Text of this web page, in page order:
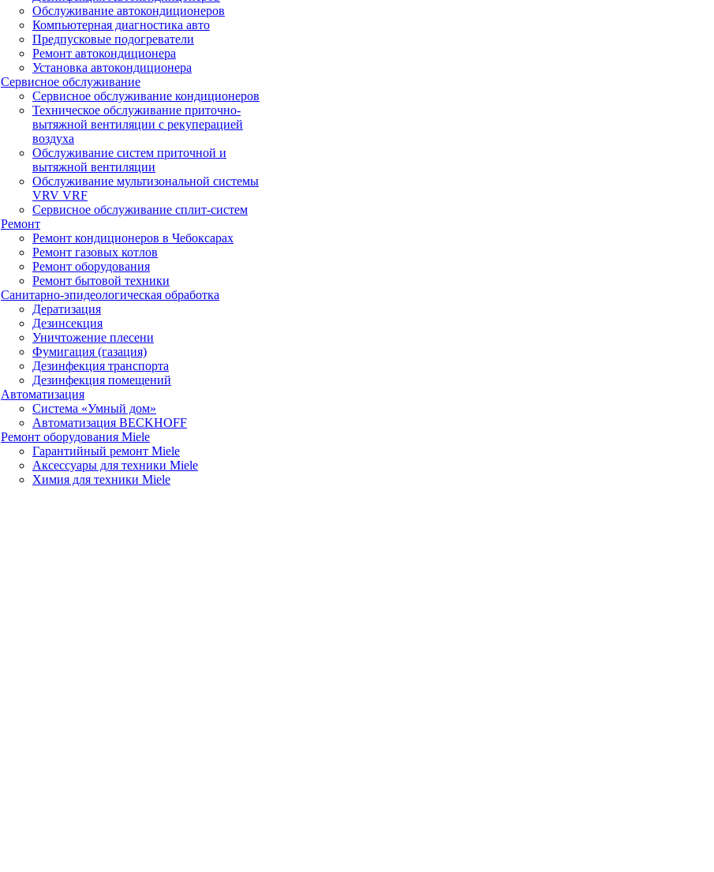
Обслуживание автокондиционеров
Компьютерная диагностика авто
Предпусковые подогреватели
Ремонт автокондиционера
Установка автокондиционера
Сервисное обслуживание
Сервисное обслуживание кондиционеров
Техническое обслуживание приточно-
вытяжной вентиляции с рекуперацией
воздуха
Обслуживание систем приточной и
вытяжной вентиляции
Обслуживание мультизональной системы
VRV VRF
Сервисное обслуживание сплит-систем
Ремонт
Ремонт кондиционеров в Чебоксарах
Ремонт газовых котлов
Ремонт оборудования
Ремонт бытовой техники
Санитарно-эпидеологическая обработка
Дератизация
Дезинсекция
Уничтожение плесени
Фумигация (газация)
Дезинфекция транспорта
Дезинфекция помещений
Автоматизация
Система «Умный дом»
Автоматизация BECKHOFF
Ремонт оборудования Miele
Гарантийный ремонт Miele
Аксессуары для техники Miele
Химия для техники Miele